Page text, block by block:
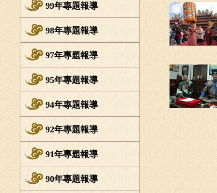
99年專題報導
98年專題報導
97年專題報導
95年專題報導
94年專題報導
92年專題報導
91年專題報導
90年專題報導